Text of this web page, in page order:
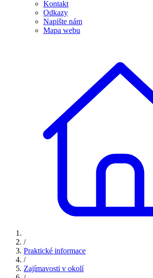
Kontakt
Odkazy
Napište nám
Mapa webu
/
Praktické informace
/
Zajímavosti v okolí